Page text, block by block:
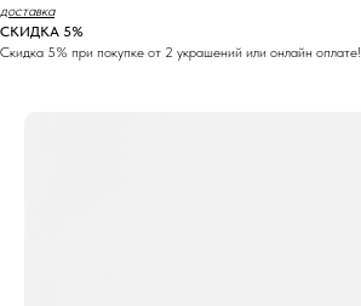
доставка
СКИДКА 5%
Скидка 5% при покупке от 2 украшений или онлайн оплате!